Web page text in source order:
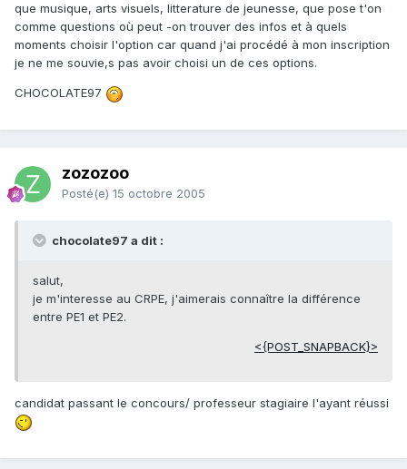
que musique, arts visuels, litterature de jeunesse, que pose t'on
comme questions où peut -on trouver des infos et à quels
moments choisir l'option car quand j'ai procédé à mon inscription
je ne me souvie,s pas avoir choisi un de ces options.
CHOCOLATE97
zozozoo
Posté(e) 15 octobre 2005
chocolate97 a dit :
salut,
je m'interesse au CRPE, j'aimerais connaître la différence
entre PE1 et PE2.
<{POST_SNAPBACK}>
candidat passant le concours/ professeur stagiaire l'ayant réussi